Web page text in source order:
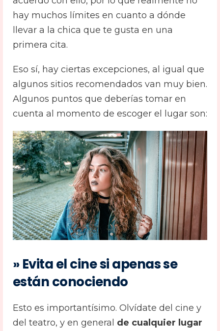
hay muchos límites en cuanto a dónde
llevar a la chica que te gusta en una
primera cita.
Eso sí, hay ciertas excepciones, al igual que
algunos sitios recomendados van muy bien.
Algunos puntos que deberías tomar en
cuenta al momento de escoger el lugar son:
» Evita el cine si apenas se
están conociendo
Esto es importantísimo. Olvídate del cine y
del teatro, y en general de cualquier lugar